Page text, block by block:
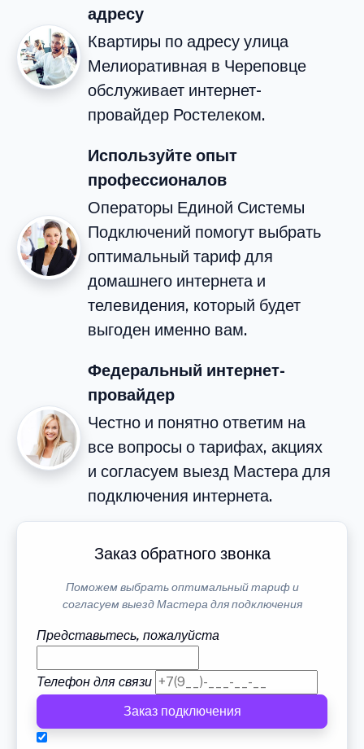
адресу
Квартиры по адресу улица
Мелиоративная в Череповце
обслуживает интернет-
провайдер Ростелеком.
Используйте опыт
профессионалов
Операторы Единой Системы
Подключений помогут выбрать
оптимальный тариф для
домашнего интернета и
телевидения, который будет
выгоден именно вам.
Федеральный интернет-
провайдер
Честно и понятно ответим на
все вопросы о тарифах, акциях
и согласуем выезд Мастера для
подключения интернета.
Заказ обратного звонка
Поможем выбрать оптимальный тариф и
согласуем выезд Мастера для подключения
Представьтесь, пожалуйста
Телефон для связи
Заказ подключения